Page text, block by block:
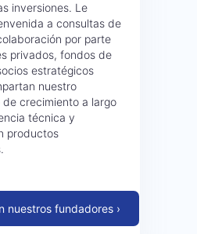
nuestros fundadores ›
inversiones. Le
a consultas de
por parte
privados, fondos de
estratégicos
nuestro
de crecimiento a largo
técnica y
productos